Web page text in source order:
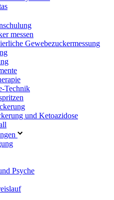
messen
Gewebezuckermessung
Technik
und Ketoazidose
Psyche